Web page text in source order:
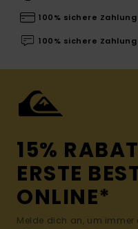
100% sichere Zahlung
100% sichere
15%
ERSTE
ONLINE*
Melde dich an, um immer